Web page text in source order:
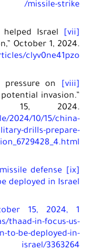
missile-
“US helped Israel
October 1,
articles/
up pressure on
for potential
15,
2024/10/15/
as-military-drills-
US missile defense
to be deployed in
, October 15, 2024,
thaad-in-focus-
soon-to-be-deployed-
israel/